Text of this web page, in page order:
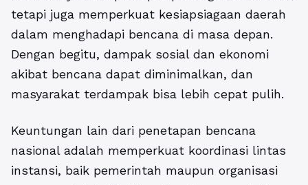
tetapi juga memperkuat kesiapsiagaan daerah
dalam menghadapi bencana di masa depan.
Dengan begitu, dampak sosial dan ekonomi
akibat bencana dapat diminimalkan, dan
masyarakat terdampak bisa lebih cepat pulih.
Keuntungan lain dari penetapan bencana
nasional adalah memperkuat koordinasi lintas
instansi, baik pemerintah maupun organisasi